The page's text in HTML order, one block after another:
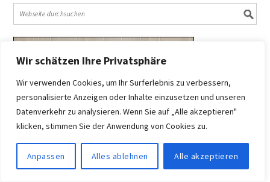
Wir schätzen Ihre Privatsphäre
Wir verwenden Cookies, um Ihr Surferlebnis zu verbessern,
personalisierte Anzeigen oder Inhalte einzusetzen und unseren
Datenverkehr zu analysieren. Wenn Sie auf „Alle akzeptieren"
klicken, stimmen Sie der Anwendung von Cookies zu.
Anpassen Alles ablehnen Alle akzeptieren